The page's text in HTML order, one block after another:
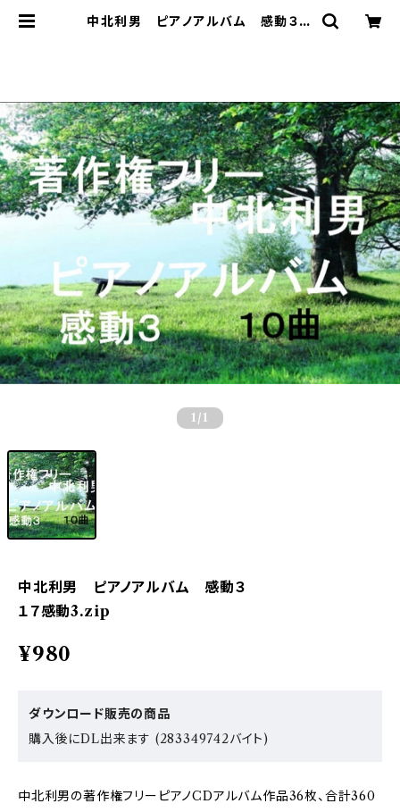
中北利男 ピアノアルバム 感動３
1 /1
中北利男 ピアノアルバム 感動３
１７感動3.zip
¥980
ダウンロード販売の商品
購入後にDL出来ます (283349742バイト)
中北利男の著作権フリーピアノCDアルバム作品36枚、合計360